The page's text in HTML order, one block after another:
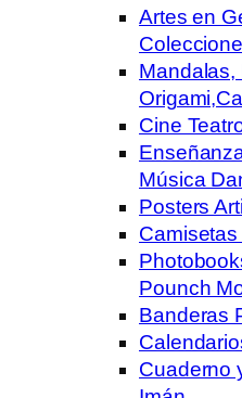
Artes en
Mandalas,
Cine
Música
Posters
Pounch
Banderas
Cuaderno